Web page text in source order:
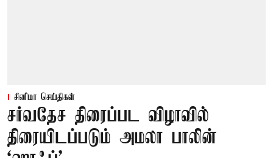
சினிமா செய்திகள்
சர்வதேச திரைப்பட விழாவில்
திரையிடப்படும் அமலா பாலின்